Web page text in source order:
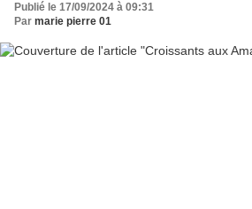
Publié le 17/09/2024 à 09:31
Par marie pierre 01